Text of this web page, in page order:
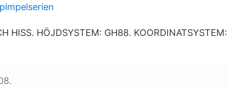
HISS. HÖJDSYSTEM: GH88.